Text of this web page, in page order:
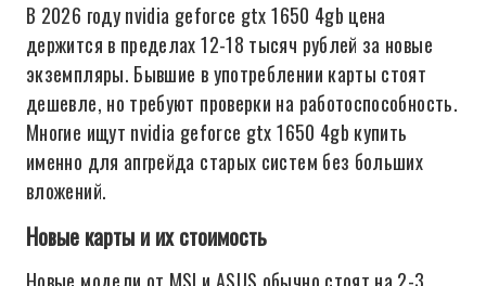
В 2026 году nvidia geforce gtx 1650 4gb цена
держится в пределах 12-18 тысяч рублей за новые
экземпляры. Бывшие в употреблении карты стоят
дешевле, но требуют проверки на работоспособность.
Многие ищут nvidia geforce gtx 1650 4gb купить
именно для апгрейда старых систем без больших
вложений.
Новые карты и их стоимость